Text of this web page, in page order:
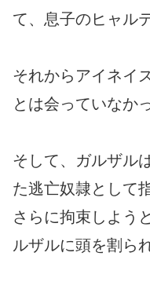
て、息子のヒャル
それからアイネイ
とは会っていなか
そして、ガルザル
た逃亡奴隷として
さらに拘束しよう
ルザルに頭を割ら